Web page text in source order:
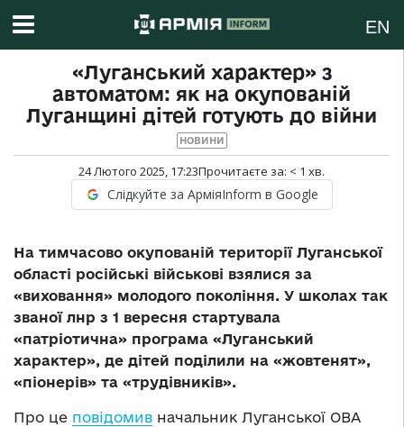
EN
«Луганський характер» з
автоматом: як на окупованій
Луганщині дітей готують до війни
НОВИНИ
24 Лютого 2025, 17:23Прочитаєте за: < 1 хв.
Слідкуйте за АрміяInform в Google
На тимчасово окупованій території Луганської
області російські військові взялися за
«виховання» молодого покоління. У школах так
званої лнр з 1 вересня стартувала
«патріотична» програма «Луганський
характер», де дітей поділили на «жовтенят»,
«піонерів» та «трудівників».
Про це повідомив начальник Луганської ОВА